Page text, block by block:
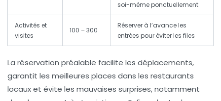
soi-même ponctuellement
Activités et
visites
100 – 300
Réserver à l’avance les
entrées pour éviter les files
La réservation préalable facilite les déplacements,
garantit les meilleures places dans les restaurants
locauxet évite les mauvaises surprises, notamment